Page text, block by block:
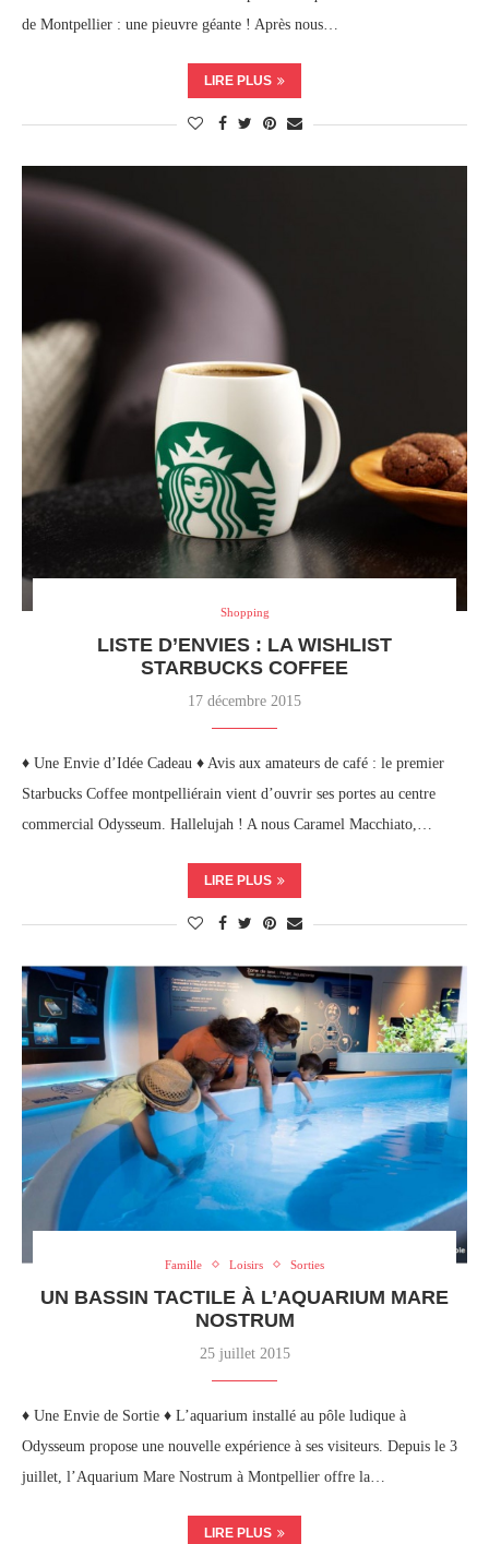
de Montpellier : une pieuvre géante ! Après nous…
LIRE PLUS
Shopping
LISTE D’ENVIES : LA WISHLIST
STARBUCKS COFFEE
17 décembre 2015
♦ Une Envie d’Idée Cadeau ♦ Avis aux amateurs de café : le premier
Starbucks Coffee montpelliérain vient d’ouvrir ses portes au centre
commercial Odysseum. Hallelujah ! A nous Caramel Macchiato,…
LIRE PLUS
Famille Loisirs Sorties
UN BASSIN TACTILE À L’AQUARIUM MARE
NOSTRUM
25 juillet 2015
♦ Une Envie de Sortie ♦ L’aquarium installé au pôle ludique à
Odysseum propose une nouvelle expérience à ses visiteurs. Depuis le 3
juillet, l’Aquarium Mare Nostrum à Montpellier offre la…
LIRE PLUS